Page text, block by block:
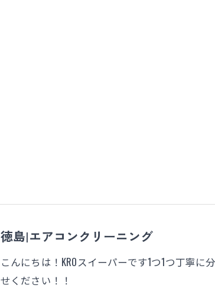
徳島|エアコンクリーニング
こんにちは！KROスイーパーです1つ1つ丁寧
せください！！